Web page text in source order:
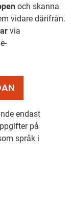
och skanna
vidare därifrån.
via
endast
på
språk i